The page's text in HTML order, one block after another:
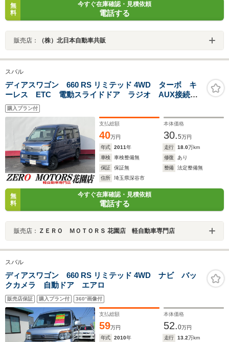
無
料
今すぐ在庫確認・見積依頼
電話する
販売店： （株）北日本自動車共販
スバル
ディアスワゴン 660 RS リミテッド 4WD ターボ キ
ーレス ETC 電動スライドドア ラジオ AUX接続
USB接続 HIDヘッドライト アルミホイール ドアバイ
ザー リアヒーター プライバシーガラス フルフラッ
ト フォグライト
購入プラン付
支払総額
40万円
本体価格
30.5万円
年式
2011年 走行 18.0万km
車検
車検整備無 修復
あり
保証
保証無 整備
法定整備無
住所
埼玉県深谷市
無
料
今すぐ在庫確認・見積依頼
電話する
販売店： ＺＥＲＯ ＭＯＴＯＲＳ 花園店 軽自動車専門店
スバル
ディアスワゴン 660 RS リミテッド 4WD ナビ バッ
クカメラ 自動ドア エアロ
販売店保証 購入プラン付 360°画像付
支払総額
59万円
本体価格
52.0万円
年式
2010年 走行 13.2万km